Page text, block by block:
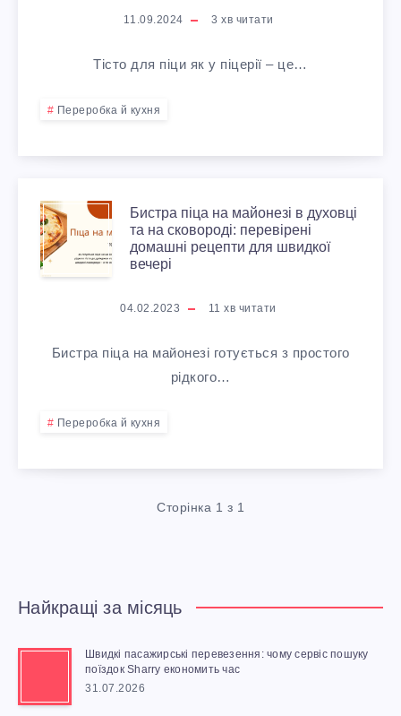
Е
Т
І
Д
А
Ь
Н
О
Т
І
11.09.2024 3 хв читати
Тісто для піци як у піцерії – це…
Переробка й кухня
Б
И
Т
А
П
А
Н
Бистра піца на майонезі в духовці
та на сковороді: перевірені
домашні рецепти для швидкої
вечері
04.02.2023 11 хв читати
Бистра піца на майонезі готується з простого
рідкого…
Переробка й кухня
Сторінка 1 з 1
Найкращі за місяць
Швидкі пасажирські перевезення: чому сервіс пошуку
поїздок Sharry економить час
31.07.2026